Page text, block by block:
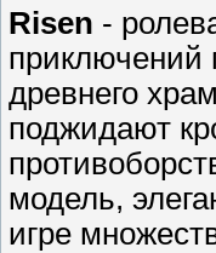
Risen -
приключений
древнего
поджидают
модель,
игре